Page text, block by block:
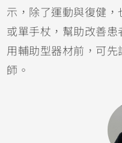
示，除了運動與復健
或單手杖，幫助改善
用輔助型器材前，可
師。